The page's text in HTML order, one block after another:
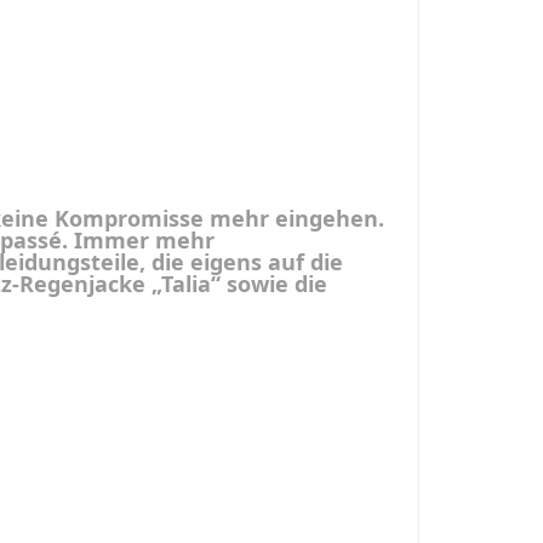
Kompromisse mehr eingehen.
Immer mehr
die eigens auf die
„Talia“ sowie die